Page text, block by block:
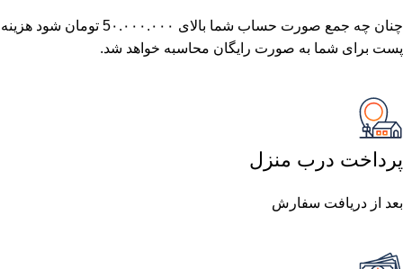
چنان چه جمع صورت حساب شما بالای 5٠.٠٠٠.٠٠٠ تومان شود هزینه
پست برای شما به صورت رایگان محاسبه خواهد شد.
پرداخت درب منزل
بعد از دریافت سفارش